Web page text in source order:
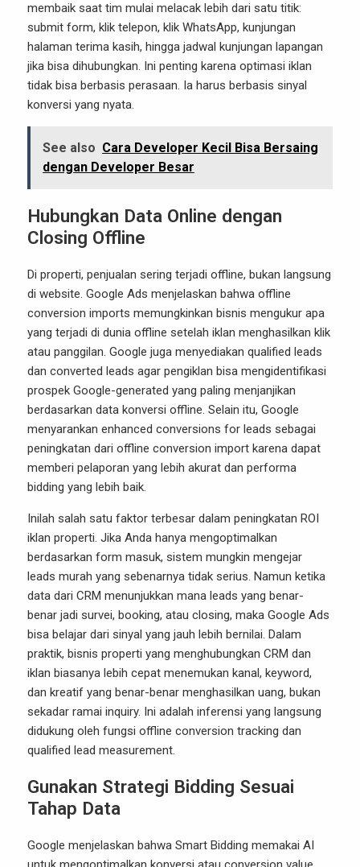
membaik saat tim mulai melacak lebih dari satu titik:
submit form, klik telepon, klik WhatsApp, kunjungan
halaman terima kasih, hingga jadwal kunjungan lapangan
jika bisa dihubungkan. Ini penting karena optimasi iklan
tidak bisa berbasis perasaan. Ia harus berbasis sinyal
konversi yang nyata.
See also Cara Developer Kecil Bisa Bersaing
dengan Developer Besar
Hubungkan Data Online dengan
Closing Offline
Di properti, penjualan sering terjadi offline, bukan langsung
di website. Google Ads menjelaskan bahwa offline
conversion imports memungkinkan bisnis mengukur apa
yang terjadi di dunia offline setelah iklan menghasilkan klik
atau panggilan. Google juga menyediakan qualified leads
dan converted leads agar pengiklan bisa mengidentifikasi
prospek Google-generated yang paling menjanjikan
berdasarkan data konversi offline. Selain itu, Google
menyarankan enhanced conversions for leads sebagai
peningkatan dari offline conversion import karena dapat
memberi pelaporan yang lebih akurat dan performa
bidding yang lebih baik.
Inilah salah satu faktor terbesar dalam peningkatan ROI
iklan properti. Jika Anda hanya mengoptimalkan
berdasarkan form masuk, sistem mungkin mengejar
leads murah yang sebenarnya tidak serius. Namun ketika
data dari CRM menunjukkan mana leads yang benar-
benar jadi survei, booking, atau closing, maka Google Ads
bisa belajar dari sinyal yang jauh lebih bernilai. Dalam
praktik, bisnis properti yang menghubungkan CRM dan
iklan biasanya lebih cepat menemukan kanal, keyword,
dan kreatif yang benar-benar menghasilkan uang, bukan
sekadar ramai inquiry. Ini adalah inferensi yang langsung
didukung oleh fungsi offline conversion tracking dan
qualified lead measurement.
Gunakan Strategi Bidding Sesuai
Tahap Data
Google menjelaskan bahwa Smart Bidding memakai AI